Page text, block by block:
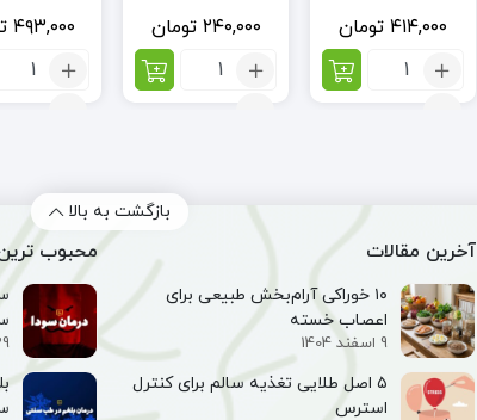
۴۱۴,۰۰۰ تومان
تعداد:
۲۴۰,۰۰۰ تومان
تعداد:
۴۹۳,۰۰۰
تعداد:
بازگشت به بالا
آخرین مقالات
۱۰ خوراکی آرام‌بخش طبیعی برای
اعصاب خسته
9 اسفند 1404
۵ اصل طلایی تغذیه سالم برای کنترل
استرس
محبوب
29